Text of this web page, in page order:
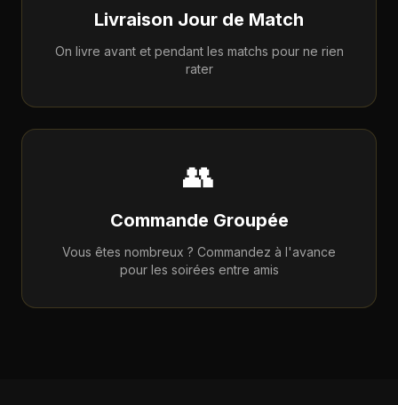
Livraison Jour de Match
On livre avant et pendant les matchs pour ne rien
rater
👥
Commande Groupée
Vous êtes nombreux ? Commandez à l'avance
pour les soirées entre amis